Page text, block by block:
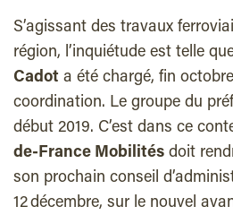
S’agissant des travaux
région, l’inquiétude est telle
Cadot a été chargé, fin
coordination. Le groupe du
début 2019. C’est dans ce
de-France Mobilités doit
son prochain conseil
12 décembre, sur le nouvel